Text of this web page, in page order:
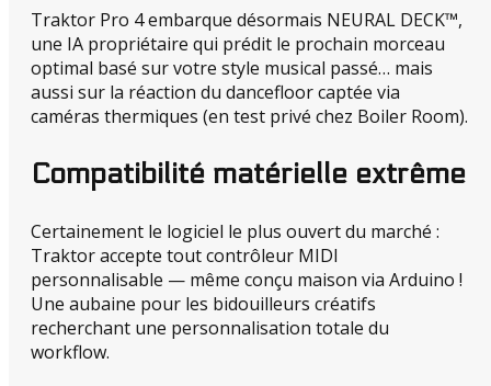
Traktor Pro 4 embarque désormais NEURAL DECK™,
une IA propriétaire qui prédit le prochain morceau
optimal basé sur votre style musical passé… mais
aussi sur la réaction du dancefloor captée via
caméras thermiques (en test privé chez Boiler Room).
Compatibilité matérielle extrême
Certainement le logiciel le plus ouvert du marché :
Traktor accepte tout contrôleur MIDI
personnalisable — même conçu maison via Arduino !
Une aubaine pour les bidouilleurs créatifs
recherchant une personnalisation totale du
workflow.